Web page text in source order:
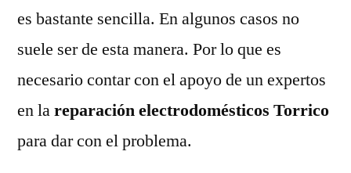
es bastante sencilla. En algunos casos no
suele ser de esta manera. Por lo que es
necesario contar con el apoyo de un expertos
en lareparación electrodomésticos Torrico
para dar con el problema.